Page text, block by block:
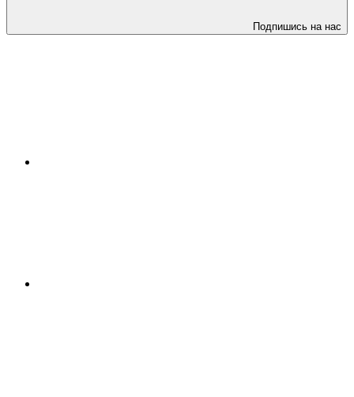
Подпишись на нас